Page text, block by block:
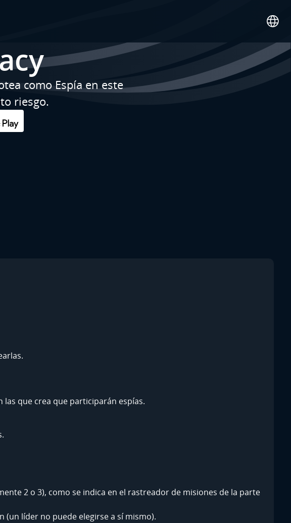
como Espía en este
riesgo.
las que crea que participarán espías.
2 o 3), como se indica en el rastreador de misiones de la parte
(un líder no puede elegirse a sí mismo).